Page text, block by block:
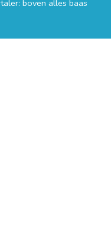
boven alles baas